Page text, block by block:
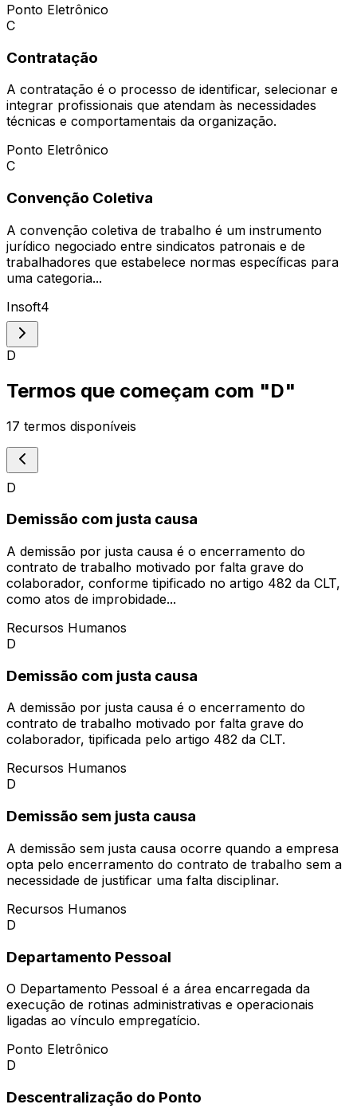
Ponto Eletrônico
C
Contratação
A contratação é o processo de identificar, selecionar e
integrar profissionais que atendam às necessidades
técnicas e comportamentais da organização.
Ponto Eletrônico
C
Convenção Coletiva
A convenção coletiva de trabalho é um instrumento
jurídico negociado entre sindicatos patronais e de
trabalhadores que estabelece normas específicas para
uma categoria...
Insoft4
D
Termos que começam com "D"
17 termos disponíveis
D
Demissão com justa causa
A demissão por justa causa é o encerramento do
contrato de trabalho motivado por falta grave do
colaborador, conforme tipificado no artigo 482 da CLT,
como atos de improbidade...
Recursos Humanos
D
Demissão com justa causa
A demissão por justa causa é o encerramento do
contrato de trabalho motivado por falta grave do
colaborador, tipificada pelo artigo 482 da CLT.
Recursos Humanos
D
Demissão sem justa causa
A demissão sem justa causa ocorre quando a empresa
opta pelo encerramento do contrato de trabalho sem a
necessidade de justificar uma falta disciplinar.
Recursos Humanos
D
Departamento Pessoal
O Departamento Pessoal é a área encarregada da
execução de rotinas administrativas e operacionais
ligadas ao vínculo empregatício.
Ponto Eletrônico
D
Descentralização do Ponto